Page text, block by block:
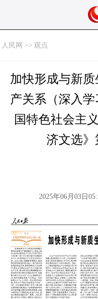
人民网 >> 观点
加快形成与新
产关系（深入
国特色社会主
济文选》
2025年06月03日